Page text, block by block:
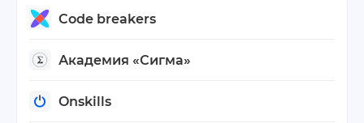
Code breakers
Академия «Сигма»
Onskills